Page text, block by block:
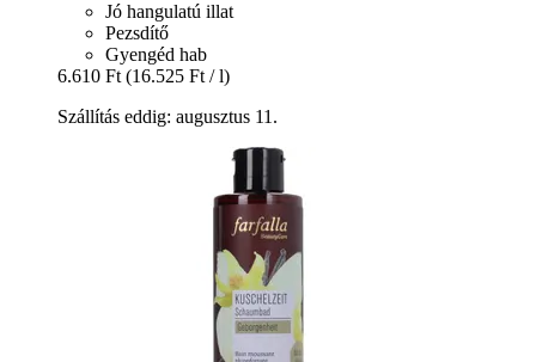
Jó hangulatú illat
Pezsdítő
Gyengéd hab
6.610 Ft (16.525 Ft / l)
Szállítás eddig: augusztus 11.